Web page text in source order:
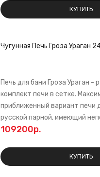
КУПИТЬ
Чугунная Печь Гроза Ураган
Печь для бани Гроза Ураган -
комплект печи в сетке.
приближенный вариант печи
русской парной, имеющий
109200р.
КУПИТЬ